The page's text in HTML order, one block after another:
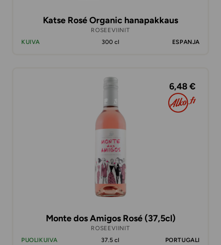
Katse Rosé Organic hanapakkaus
ROSEEVIINIT
KUIVA
300 cl ESPANJA
6,48 €
Monte dos Amigos Rosé (37,5cl)
ROSEEVIINIT
PUOLIKUIVA
37.5 cl PORTUGALI